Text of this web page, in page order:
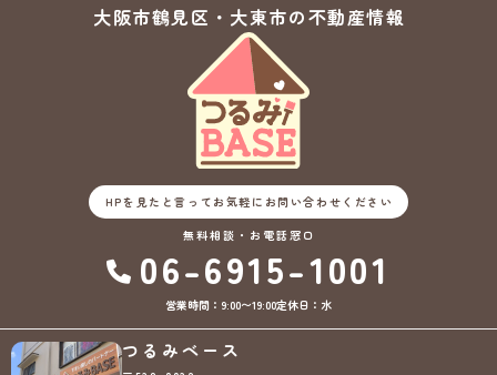
大阪市鶴見区・大東市の不動産情報
HPを見たと言ってお気軽にお問い合わせください
無料相談・お電話窓口
06-6915-1001
営業時間：9:00〜19:00定休日：水
つるみベース